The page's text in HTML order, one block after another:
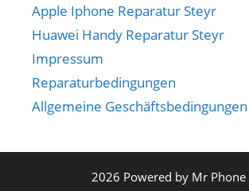
Apple Iphone Reparatur Steyr
Huawei Handy Reparatur Steyr
Impressum
Reparaturbedingungen
Allgemeine Geschäftsbedingungen
2026 Powered by Mr Phone
20.00